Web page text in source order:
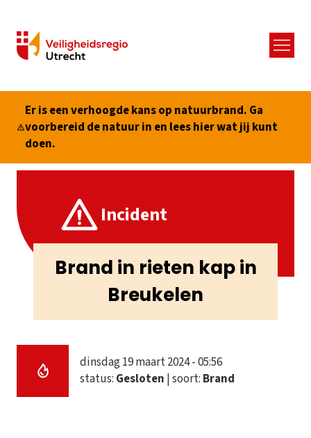
Menu
Er is een verhoogde kans op natuurbrand. Ga
voorbereid de natuur in en lees hier wat jij kunt
doen.
Incident
Brand in rieten kap in
Breukelen
dinsdag 19 maart 2024 - 05:56
status: Gesloten | soort: Brand